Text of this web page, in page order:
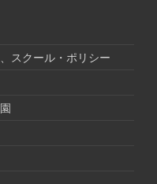
スクール・ポリシー